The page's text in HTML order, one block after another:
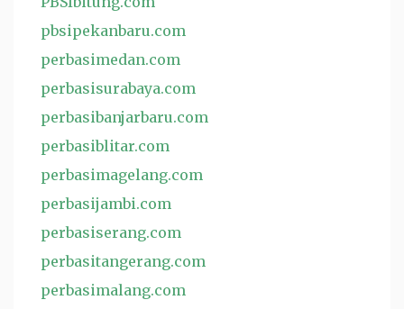
pbsipekanbaru.com
perbasimedan.com
perbasisurabaya.com
perbasibanjarbaru.com
perbasiblitar.com
perbasimagelang.com
perbasijambi.com
perbasiserang.com
perbasitangerang.com
perbasimalang.com